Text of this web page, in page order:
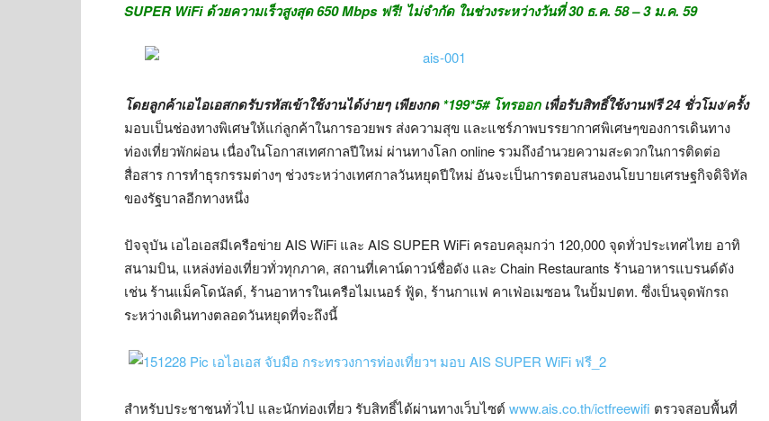
SUPER WiFi ด้วยความเร็วสูงสุด 650 Mbps ฟรี! ไม่จำกัด ในช่วงระหว่างวันที่ 30 ธ.ค. 58 – 3 ม.ค. 59
โดยลูกค้าเอไอเอสกดรับรหัสเข้าใช้งานได้ง่ายๆ เพียงกด*199*5# โทรออกเพื่อรับสิทธิ์ใช้งานฟรี 24 ชั่วโมง/ครั้ง
มอบเป็นช่องทางพิเศษให้แก่ลูกค้าในการอวยพร ส่งความสุข และแชร์ภาพบรรยากาศพิเศษๆของการเดินทาง
ท่องเที่ยวพักผ่อน เนื่องในโอกาสเทศกาลปีใหม่ ผ่านทางโลก online รวมถึงอำนวยความสะดวกในการติดต่อ
สื่อสาร การทำธุรกรรมต่างๆ ช่วงระหว่างเทศกาลวันหยุดปีใหม่ อันจะเป็นการตอบสนองนโยบายเศรษฐกิจดิจิทัล
ของรัฐบาลอีกทางหนึ่ง
ปัจจุบัน เอไอเอสมีเครือข่าย AIS WiFi และ AIS SUPER WiFi ครอบคลุมกว่า 120,000 จุดทั่วประเทศไทย อาทิ
สนามบิน, แหล่งท่องเที่ยวทั่วทุกภาค, สถานที่เคาน์ดาวน์ชื่อดัง และ Chain Restaurants ร้านอาหารแบรนด์ดัง
เช่น ร้านแม็คโดนัลด์, ร้านอาหารในเครือไมเนอร์ ฟู้ด, ร้านกาแฟ คาเฟ่อเมซอน ในปั้มปตท. ซึ่งเป็นจุดพักรถ
ระหว่างเดินทางตลอดวันหยุดที่จะถึงนี้
สำหรับประชาชนทั่วไป และนักท่องเที่ยว รับสิทธิ์ได้ผ่านทางเว็บไซต์www.ais.co.th/ictfreewifi ตรวจสอบพื้นที่